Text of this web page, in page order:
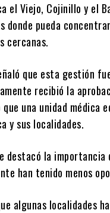
el Viejo, Cojinillo y el
donde pueda
cercanas.
que esta gestión
recibió la
una unidad médica
y sus localidades.
destacó la
han tenido menos
algunas localidades